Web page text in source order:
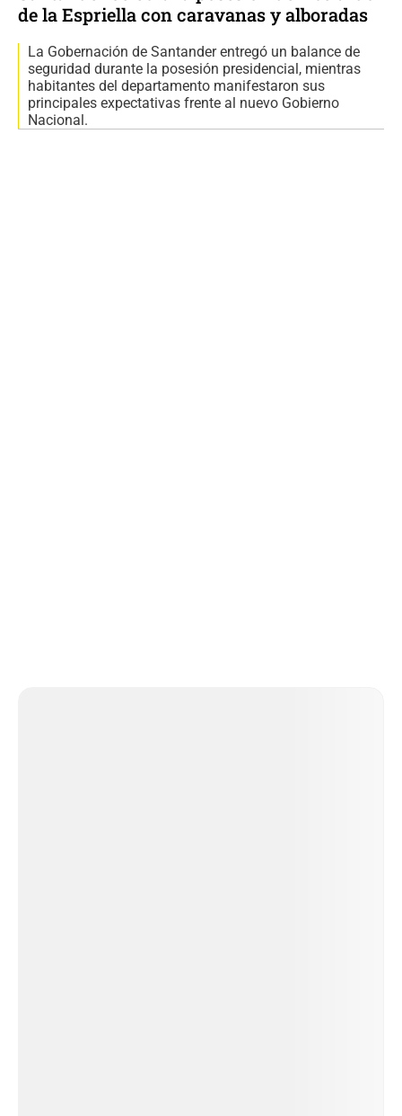
de la Espriella con caravanas y alboradas
La Gobernación de Santander entregó un balance de
seguridad durante la posesión presidencial, mientras
habitantes del departamento manifestaron sus
principales expectativas frente al nuevo Gobierno
Nacional.